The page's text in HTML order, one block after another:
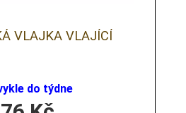
VLAJKA VLAJÍCÍ
do týdne